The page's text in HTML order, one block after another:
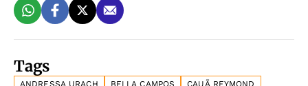
Tags
ANDRESSA URACH BELLA CAMPOS
CAUÃ REYMOND